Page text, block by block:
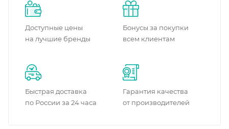
Доступные цены
на лучшие бренды
Бонусы за покупки
всем клиентам
Быстрая доставка
по России за 24 часа
Гарантия качества
от производителей